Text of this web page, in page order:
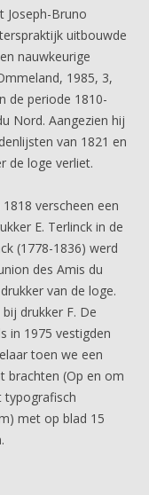
Joseph-Bruno
uitbouwde
nauwkeurige
1985, 3,
de periode 1810-
Nord. Aangezien hij
van 1821 en
de loge verliet.
verscheen een
E. Terlinck in de
(1778-1836) werd
des Amis du
van de loge.
drukker F. De
in 1975 vestigden
toen we een
brachten (Op en om
typografisch
met op blad 15